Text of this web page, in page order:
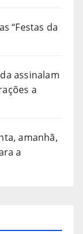
“Festas da
assinalam
a
amanhã,
a